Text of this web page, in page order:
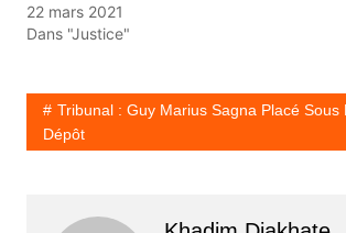
22 mars 2021
Dans "Justice"
Tribunal : Guy Marius Sagna Placé Sous
Dépôt